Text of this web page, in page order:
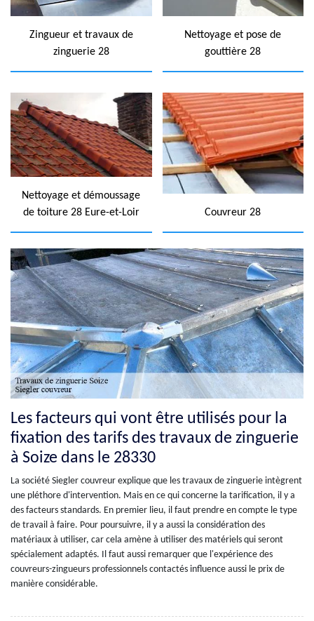
Zingueur et travaux de
zinguerie 28
Nettoyage et pose de
gouttière 28
Nettoyage et démoussage
de toiture 28 Eure-et-Loir
Couvreur 28
Les facteurs qui vont être utilisés pour la
fixation des tarifs des travaux de zinguerie
à Soize dans le 28330
La société Siegler couvreur explique que les travaux de zinguerie intègrent
une pléthore d'intervention. Mais en ce qui concerne la tarification, il y a
des facteurs standards. En premier lieu, il faut prendre en compte le type
de travail à faire. Pour poursuivre, il y a aussi la considération des
matériaux à utiliser, car cela amène à utiliser des matériels qui seront
spécialement adaptés. Il faut aussi remarquer que l'expérience des
couvreurs-zingueurs professionnels contactés influence aussi le prix de
manière considérable.